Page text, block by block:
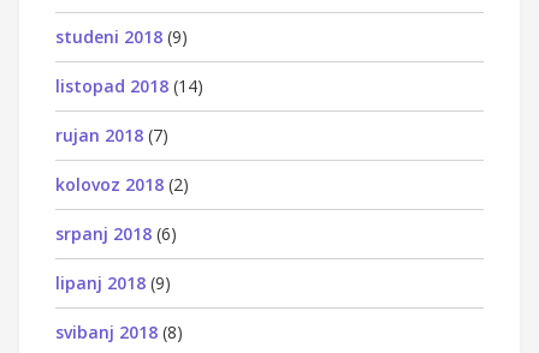
studeni 2018 (9)
listopad 2018 (14)
rujan 2018 (7)
kolovoz 2018 (2)
srpanj 2018 (6)
lipanj 2018 (9)
svibanj 2018 (8)